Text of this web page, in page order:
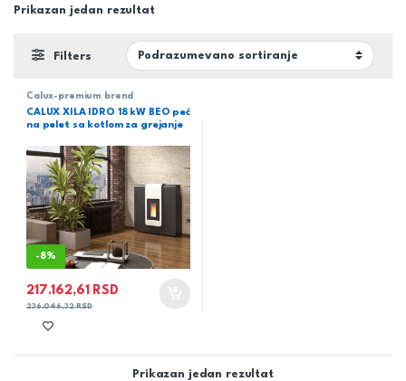
Prikazan jedan rezultat
Filters
Calux-premium brend
CALUX XILA IDRO 18 kW BEO peć
na pelet sa kotlom za grejanje
-8%
217.162,61 RSD
236.046,32RSD
Prikazan jedan rezultat